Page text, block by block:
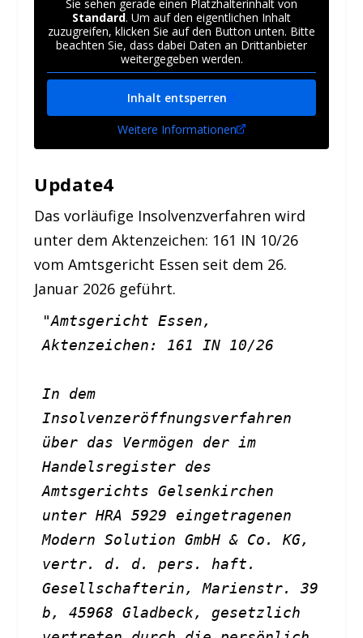
Sie sehen gerade einen Platzhalterinhalt von
Standard. Um auf den eigentlichen Inhalt
zuzugreifen, klicken Sie auf den Button unten. Bitte
beachten Sie, dass dabei Daten an Drittanbieter
weitergegeben werden.
Inhalt entsperren
Weitere Informationen
Update4
Das vorläufige Insolvenzverfahren wird
unter dem Aktenzeichen: 161 IN 10/26
vom Amtsgericht Essen seit dem 26.
Januar 2026 geführt.
"Amtsgericht Essen,
Aktenzeichen: 161 IN 10/26
In dem
Insolvenzeröffnungsverfahren
über das Vermögen der im
Handelsregister des
Amtsgerichts Gelsenkirchen
unter HRA 5929 eingetragenen
Modern Solution GmbH & Co. KG,
vertr. d. d. pers. haft.
Gesellschafterin, Marienstr. 39
b, 45968 Gladbeck, gesetzlich